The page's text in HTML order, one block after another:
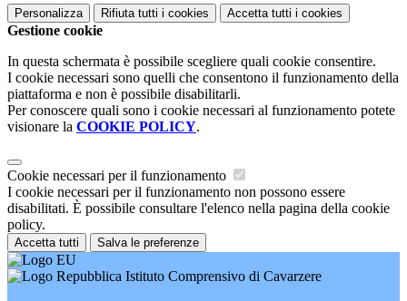
Personalizza Rifiuta tutti i cookies Accetta tutti i cookies
Gestione cookie
In questa schermata è possibile scegliere quali cookie consentire.
I cookie necessari sono quelli che consentono il funzionamento della
piattaforma e non è possibile disabilitarli.
Per conoscere quali sono i cookie necessari al funzionamento potete
visionare la COOKIE POLICY.
Cookie necessari per il funzionamento
I cookie necessari per il funzionamento non possono essere
disabilitati. È possibile consultare l'elenco nella pagina della cookie
policy.
Accetta tutti Salva le preferenze
Istituto Comprensivo di Cavarzere